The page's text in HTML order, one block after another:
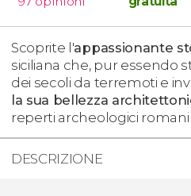
Scoprite l'appassionante
siciliana che, pur essendo
dei secoli da terremoti e
la sua bellezza
reperti archeologici
DESCRIZIONE